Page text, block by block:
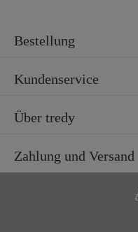
Bestellung
Kundenservice
Über tredy
Zahlung und Versand